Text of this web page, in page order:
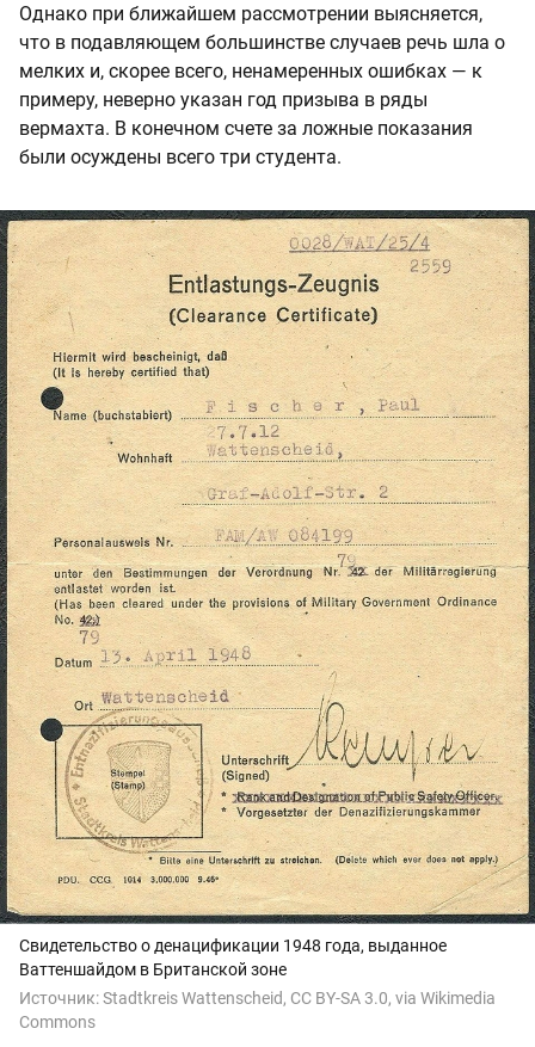
Однако при ближайшем рассмотрении выясняется,
что в подавляющем большинстве случаев речь шла о
мелких и, скорее всего, ненамеренных ошибках — к
примеру, неверно указан год призыва в ряды
вермахта. В конечном счете за ложные показания
были осуждены всего три студента.
Свидетельство о денацификации 1948 года, выданное
Ваттеншайдом в Британской зоне
Источник:Stadtkreis Wattenscheid, CC BY-SA 3.0, via Wikimedia
Commons